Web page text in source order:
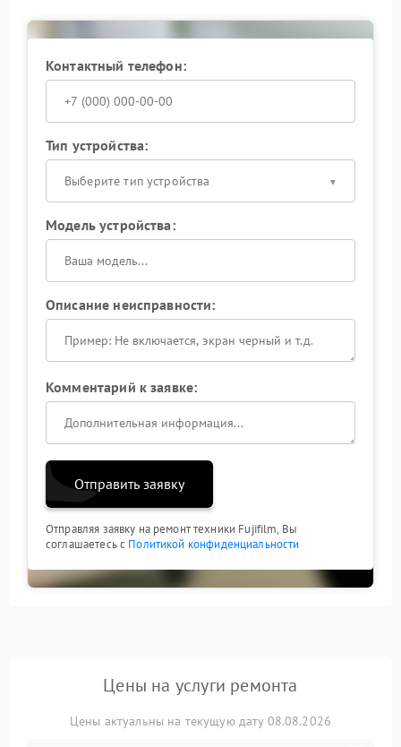
Контактный телефон:
Тип устройства:
Выберите тип устройства
Модель устройства:
Описание неисправности:
Комментарий к заявке:
Отправить заявку
Отправляя заявку на ремонт техники Fujifilm, Вы
соглашаетесь с Политикой конфиденциальности
Цены на услуги ремонта
Цены актуальны на текущую дату 08.08.2026